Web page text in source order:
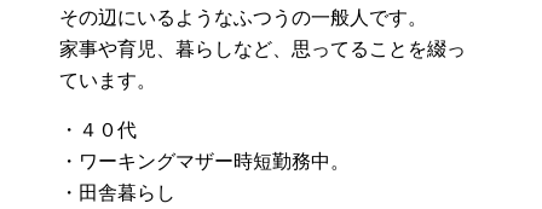
その辺にいるようなふつうの一般人です。
家事や育児、暮らしなど、思ってることを綴っ
ています。
・４０代
・ワーキングマザー時短勤務中。
・田舎暮らし